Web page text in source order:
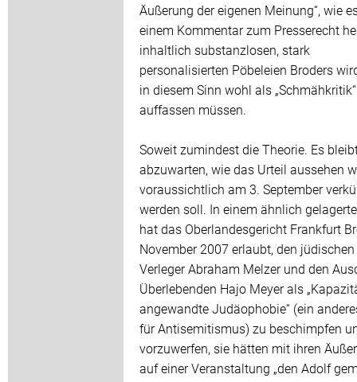
Äußerung der eigenen Meinung“, wie
einem Kommentar zum Presserecht
inhaltlich substanzlosen, stark
personalisierten Pöbeleien Broders
in diesem Sinn wohl als „Schmähkritik“
auffassen müssen.
Soweit zumindest die Theorie. Es
abzuwarten, wie das Urteil aussehen
voraussichtlich am 3. September
werden soll. In einem ähnlich
hat das Oberlandesgericht Frankfurt
November 2007 erlaubt, den jüdischen
Verleger Abraham Melzer und den
Überlebenden Hajo Meyer als
angewandte Judäophobie“ (ein
für Antisemitismus) zu beschimpfen
vorzuwerfen, sie hätten mit ihren
auf einer Veranstaltung „den Adolf